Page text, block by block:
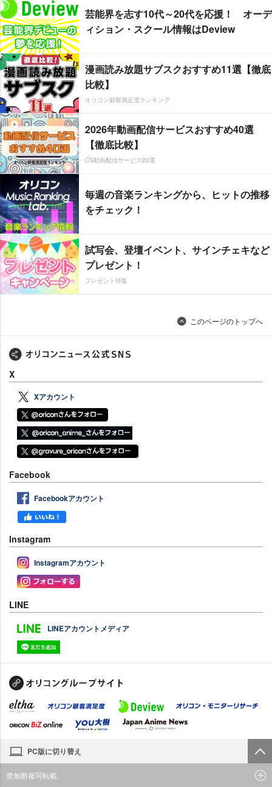
芸能界を志す10代～20代を応援！ オーデ
ィション・スクール情報はDeview
漫画読み放題サブスクおすすめ11選【徹底
比較】
オリコン顧客満足度ランキング
2026年動画配信サービスおすすめ40選
【徹底比較】
CS動画配信サービス20選
毎週の音楽ランキングから、ヒットの推移
をチェック！
試写会、登壇イベント、サインチェキなど
プレゼント！
プレゼント特集
このページのトップへ
X
Xアカウント
Facebook
Facebookアカウント
Instagram
Instagramアカウント
LINE
LINEアカウントメディア
PC版に切り替え
禁無断複写転載